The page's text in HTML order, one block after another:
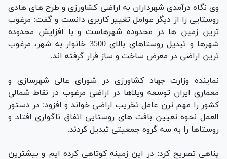
وی نگاه درآمدی شهرداران به اراضی کشاورزی و طرح های هادی
روستایی را از دیگر عوامل تغییر کاربری دانست و گفت: مرغوب
ترین زمین ها در محدوده شهرهاست و با افزایش محدوده
شهرها و تبدیل روستاهای بالای 3500 خانوار به شهر، مرغوب
ترین اراضی در معرض ساخت و ساز قرار گرفته اند.
نماینده وزارت جهاد کشاورزی در شورای عالی شهرسازی و
معماری ایران توسعه ویلاها در اراضی مرغوب در نقاط شمالی
کشور را مهم ترن عامل تخریب اراضی خواند و افزود: در دستور
العمل نحوه تعیین بافت های روستایی اتفاق ناگواری افتاد و
روستاها را به سه گروه جمعیتی تبدیل کردند.
پناهی تصریح کرد: در این زمینه کوتاهی کرده ایم و بیشترین